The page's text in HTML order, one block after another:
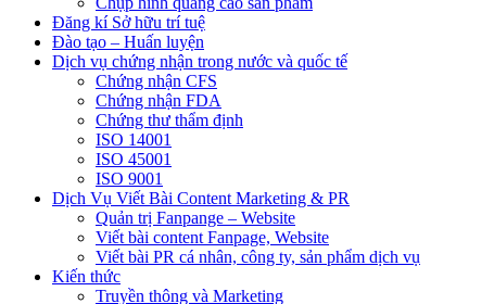
Đăng kí Sở hữu trí tuệ
Đào tạo – Huấn luyện
Dịch vụ chứng nhận trong nước và quốc tế
Chứng nhận CFS
Chứng nhận FDA
Chứng thư thẩm định
ISO 14001
ISO 45001
ISO 9001
Dịch Vụ Viết Bài Content Marketing & PR
Quản trị Fanpange – Website
Viết bài content Fanpage, Website
Viết bài PR cá nhân, công ty, sản phẩm dịch vụ
Kiến thức
Truyền thông và Marketing